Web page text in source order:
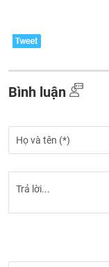
Bình luận